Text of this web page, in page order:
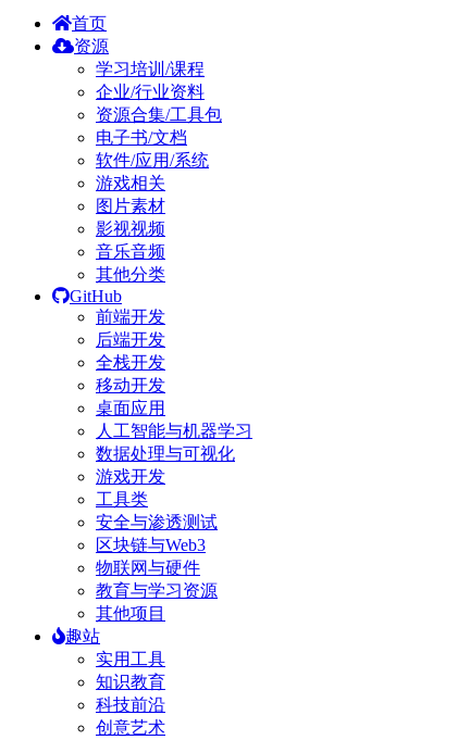
首页
资源
学习培训/课程
企业/行业资料
资源合集/工具包
电子书/文档
软件/应用/系统
游戏相关
图片素材
影视视频
音乐音频
其他分类
GitHub
前端开发
后端开发
全栈开发
移动开发
桌面应用
人工智能与机器学习
数据处理与可视化
游戏开发
工具类
安全与渗透测试
区块链与Web3
物联网与硬件
教育与学习资源
其他项目
趣站
实用工具
知识教育
科技前沿
创意艺术